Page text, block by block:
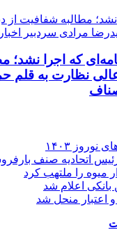
که اجرا نشد؛
نظارت به قلم
۱۴۰۳
رئیس اتحادیه صنف
میوه را ملتهب کرد
بانکی اعلام شد
اعتبار منحل شد